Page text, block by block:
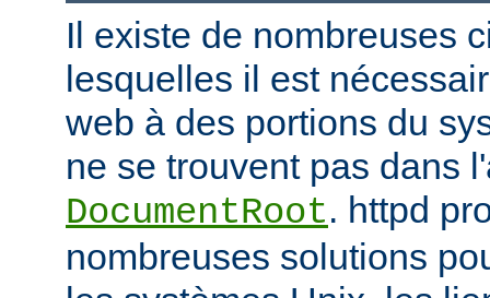
Il existe de nombreuses
lesquelles il est
web à des portions du
ne se trouvent pas dans
DocumentRoot. httpd
nombreuses solutions